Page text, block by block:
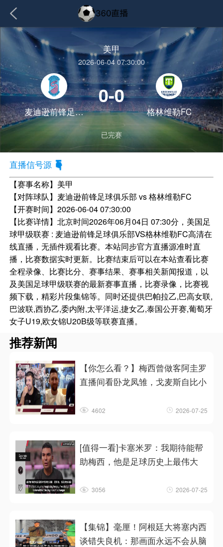
美甲
2026-06-04 07:30:00
麦迪逊前锋足球俱乐部
0-0
格林维勒FC
已完赛
直播信号源
【赛事名称】 美甲
【对阵球队】 麦迪逊前锋足球俱乐部 vs 格林维勒FC
【开赛时间】2026-06-04 07:30:00
【比赛详情】北京时间2026年06月04日 07:30分，美国足
球甲级联赛 : 麦迪逊前锋足球俱乐部VS格林维勒FC高清在
线直播，无插件观看比赛。本站同步官方直播源准时直
播，比赛数据实时更新。比赛结束后可以在本站查看比赛
全程录像、比赛比分、赛事结果、赛事相关新闻报道，以
及美国足球甲级联赛的最新赛事直播，比赛录像，比赛视
频下载，精彩片段集锦等。同时还提供巴帕拉乙,巴高女联,
巴波联,西协乙,委内附,太平洋运,捷女乙,泰国公开赛,葡萄牙
女子U19,欧女锦U20B级等联赛直播。
推荐新闻
【你怎么看？】梅西曾做客阿圭罗
直播间看卧龙凤雏，戈麦斯自比小
4602 2026-07-25
[值得一看]卡塞米罗：我期待能帮
助梅西，他是足球历史上最伟大
3056 2026-07-25
【集锦】毫厘！阿根廷大将塞内西
谈错失良机：那画面永远不会从脑